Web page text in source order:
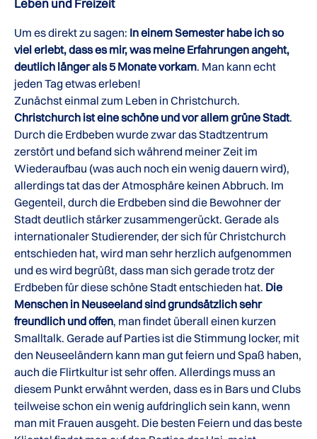
Leben und Freizeit
Um es direkt zu sagen: In einem Semester habe ich so
viel erlebt, dass es mir, was meine Erfahrungen angeht,
deutlich länger als 5 Monate vorkam. Man kann echt
jeden Tag etwas erleben!
Zunächst einmal zum Leben in Christchurch.
Christchurch ist eine schöne und vor allem grüne Stadt.
Durch die Erdbeben wurde zwar das Stadtzentrum
zerstört und befand sich während meiner Zeit im
Wiederaufbau (was auch noch ein wenig dauern wird),
allerdings tat das der Atmosphäre keinen Abbruch. Im
Gegenteil, durch die Erdbeben sind die Bewohner der
Stadt deutlich stärker zusammengerückt. Gerade als
internationaler Studierender, der sich für Christchurch
entschieden hat, wird man sehr herzlich aufgenommen
und es wird begrüßt, dass man sich gerade trotz der
Erdbeben für diese schöne Stadt entschieden hat. Die
Menschen in Neuseeland sind grundsätzlich sehr
freundlich und offen, man findet überall einen kurzen
Smalltalk. Gerade auf Parties ist die Stimmung locker, mit
den Neuseeländern kann man gut feiern und Spaß haben,
auch die Flirtkultur ist sehr offen. Allerdings muss an
diesem Punkt erwähnt werden, dass es in Bars und Clubs
teilweise schon ein wenig aufdringlich sein kann, wenn
man mit Frauen ausgeht. Die besten Feiern und das beste